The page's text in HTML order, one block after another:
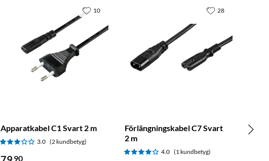
Apparatkabel C1 Svart 2 m
3.0 (2 kundbetyg)
90
10
Förlängningskabel C7 Svart
2 m
4.0 (1 kundbetyg)
28